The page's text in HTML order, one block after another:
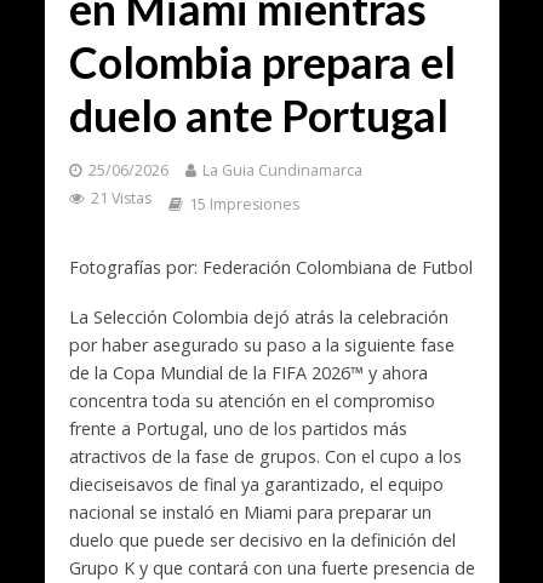
Colombia prepara el
duelo ante Portugal
25/06/2026
La Guia Cundinamarca
21 Vistas
15 Impresiones
Fotografías por: Federación Colombiana de Futbol
La Selección Colombia dejó atrás la celebración
por haber asegurado su paso a la siguiente fase
de la Copa Mundial de la FIFA 2026™ y ahora
concentra toda su atención en el compromiso
frente a Portugal, uno de los partidos más
atractivos de la fase de grupos. Con el cupo a los
dieciseisavos de final ya garantizado, el equipo
nacional se instaló en Miami para preparar un
duelo que puede ser decisivo en la definición del
Grupo K y que contará con una fuerte presencia de